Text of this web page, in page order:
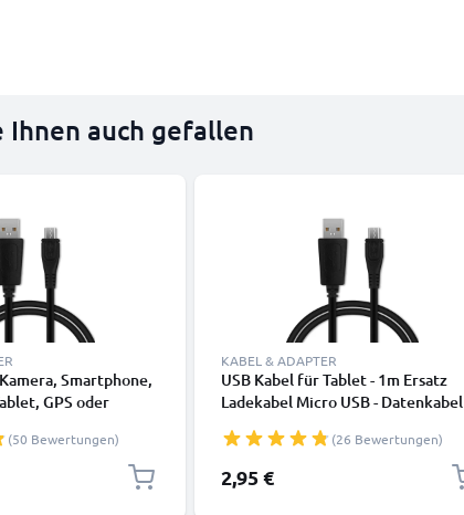
Ihnen auch gefallen
Smartphone,
GPS oder
(50 Bewertungen)
KABEL & ADAPTER
USB Kabel für Tablet - 1m Ersatz
Ladekabel Micro USB - Datenkabel
(26 Bewertungen)
2,95 €